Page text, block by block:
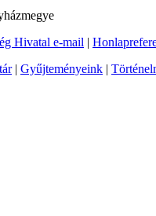
Hivatal e-mail |
| Gyűjteményeink |